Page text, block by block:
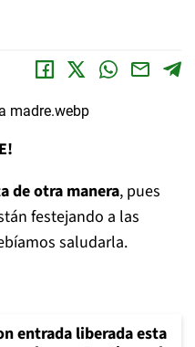
de otra manera, pues
festejando a las
saludarla.
entrada liberada esta